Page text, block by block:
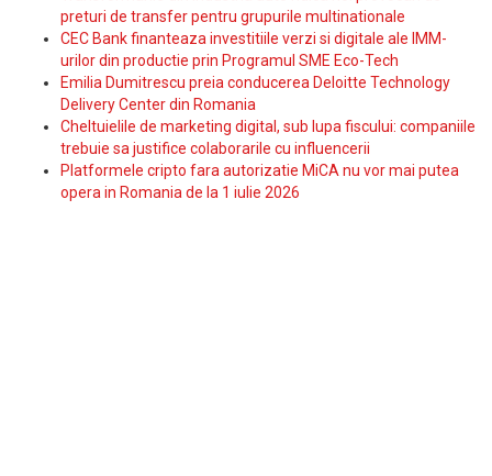
preturi de transfer pentru grupurile multinationale
CEC Bank finanteaza investitiile verzi si digitale ale IMM-
urilor din productie prin Programul SME Eco-Tech
Emilia Dumitrescu preia conducerea Deloitte Technology
Delivery Center din Romania
Cheltuielile de marketing digital, sub lupa fiscului: companiile
trebuie sa justifice colaborarile cu influencerii
Platformele cripto fara autorizatie MiCA nu vor mai putea
opera in Romania de la 1 iulie 2026